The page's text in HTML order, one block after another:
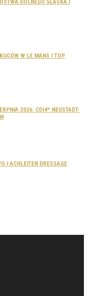
DOLNEGO ŚLĄSKA I
W LE MANS I TOP
2026: CDI4* NEUSTADT-
I ACHLEITEN DRESSAGE